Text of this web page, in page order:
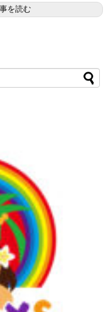
を読む